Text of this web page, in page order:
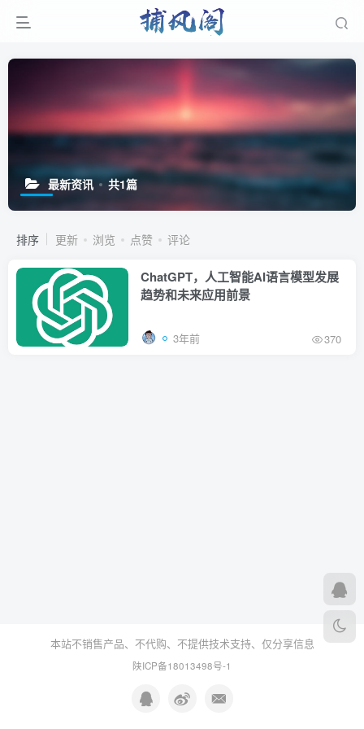
最新资讯 共1篇
排序 更新 浏览 点赞 评论
ChatGPT，人工智能AI语言模型发展
趋势和未来应用前景
3年前 370
本站不销售产品、不代购、不提供技术支持、仅分享信息
陕ICP备18013498号-1